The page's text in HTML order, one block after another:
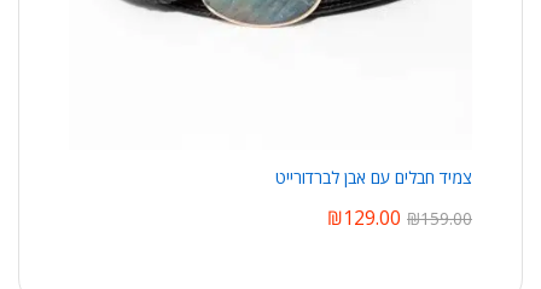
צמיד חבלים עם אבן לברדורייט
₪129.00 ₪159.00